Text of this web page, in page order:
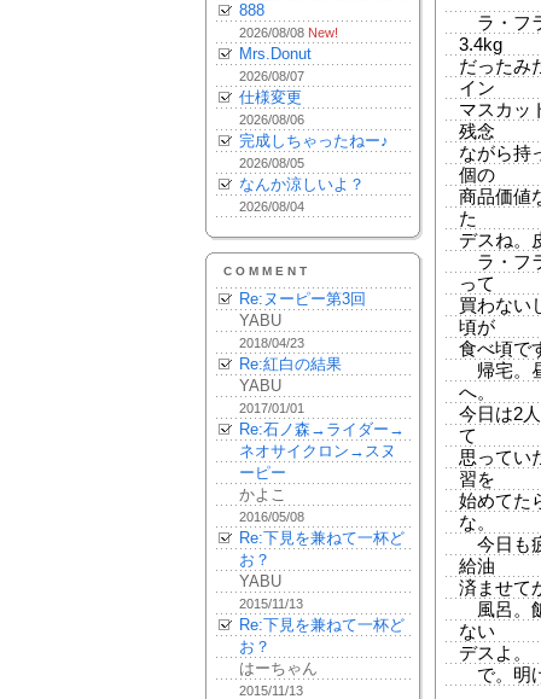
888
2026/08/08 New!
Mrs.Donut
2026/08/07
仕様変更
2026/08/06
完成しちゃったねー♪
2026/08/05
なんか涼しいよ？
2026/08/04
COMMENT
Re:ヌーピー第3回
YABU
2018/04/23
Re:紅白の結果
YABU
2017/01/01
Re:石ノ森→ライダー→
ネオサイクロン→スヌ
ーピー
かよこ
2016/05/08
Re:下見を兼ねて一杯ど
お？
YABU
2015/11/13
Re:下見を兼ねて一杯ど
お？
はーちゃん
2015/11/13
ラ・フ
3.4kg
だったみ
イン
マスカッ
残念
ながら持
個の
商品価値
た
デスね。
ラ・フ
って
買わない
頃が
食べ頃で
帰宅。
へ。
今日は2
て
思ってい
習を
始めてた
な。
今日も
給油
済ませて
風呂。
ない
デスよ。
で。明